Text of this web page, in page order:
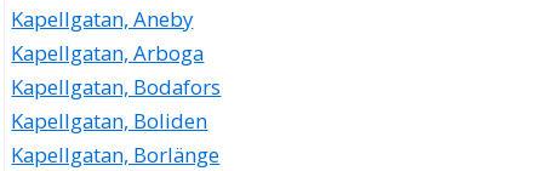
Kapellgatan, Aneby
Kapellgatan, Arboga
Kapellgatan, Bodafors
Kapellgatan, Boliden
Kapellgatan, Borlänge